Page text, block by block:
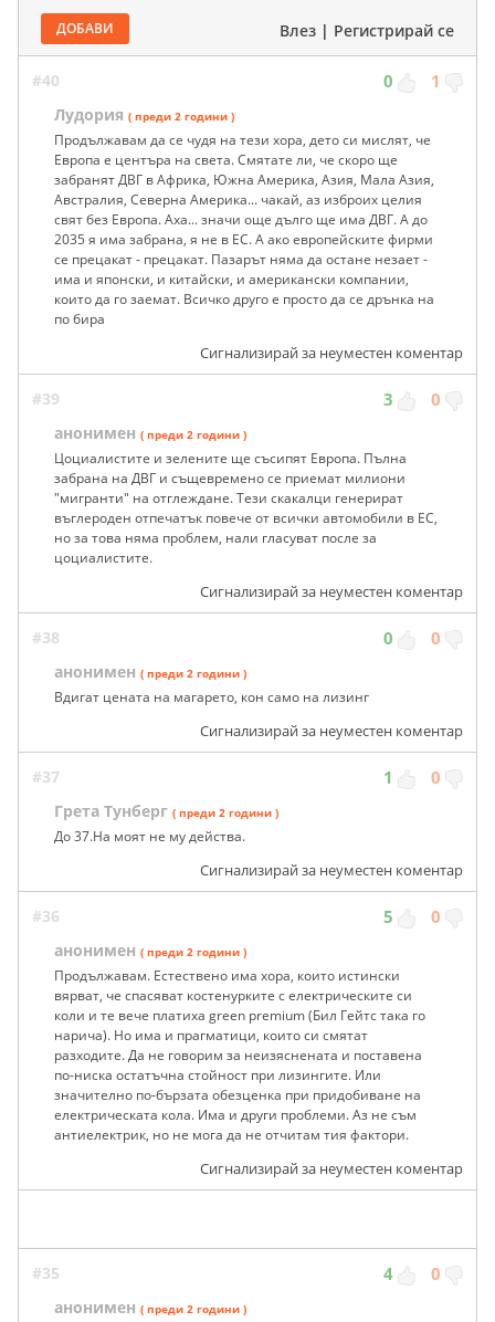
ДОБАВИ Влез | Регистрирай се
#40 0 1
Лудория ( преди 2 години )
Продължавам да се чудя на тези хора, дето си мислят, че
Европа е центъра на света. Смятате ли, че скоро ще
забранят ДВГ в Африка, Южна Америка, Азия, Мала Азия,
Австралия, Северна Америка... чакай, аз изброих целия
свят без Европа. Аха... значи още дълго ще има ДВГ. А до
2035 я има забрана, я не в ЕС. А ако европейските фирми
се прецакат - прецакат. Пазарът няма да остане незает -
има и японски, и китайски, и американски компании,
които да го заемат. Всичко друго е просто да се дрънка на
по бира
Сигнализирай за неуместен коментар
#39 3 0
анонимен ( преди 2 години )
Цоциалистите и зелените ще съсипят Европа. Пълна
забрана на ДВГ и същевремено се приемат милиони
"мигранти" на отглеждане. Тези скакалци генерират
въглероден отпечатък повече от всички автомобили в ЕС,
но за това няма проблем, нали гласуват после за
цоциалистите.
Сигнализирай за неуместен коментар
#38 0 0
анонимен ( преди 2 години )
Вдигат цената на магарето, кон само на лизинг
Сигнализирай за неуместен коментар
#37 1 0
Грета Тунберг ( преди 2 години )
До 37.На моят не му действа.
Сигнализирай за неуместен коментар
#36 5 0
анонимен ( преди 2 години )
Продължавам. Естествено има хора, които истински
вярват, че спасяват костенурките с електрическите си
коли и те вече платиха green premium (Бил Гейтс така го
нарича). Но има и прагматици, които си смятат
разходите. Да не говорим за неизяснената и поставена
по-ниска остатъчна стойност при лизингите. Или
значително по-бързата обезценка при придобиване на
електрическата кола. Има и други проблеми. Аз не съм
антиелектрик, но не мога да не отчитам тия фактори.
Сигнализирай за неуместен коментар
#35 4 0
анонимен ( преди 2 години )